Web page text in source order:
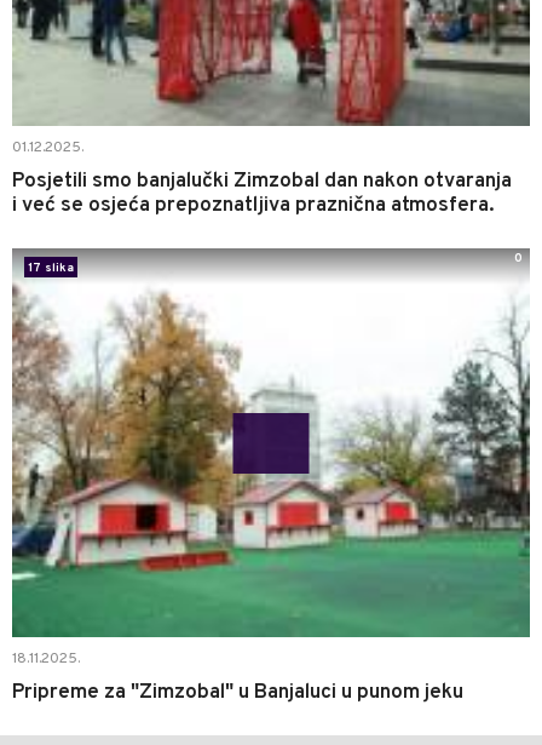
01.12.2025.
Posjetili smo banjalučki Zimzobal dan nakon otvaranja
i već se osjeća prepoznatljiva praznična atmosfera.
18.11.2025.
Pripreme za "Zimzobal" u Banjaluci u punom jeku
17 slika
0